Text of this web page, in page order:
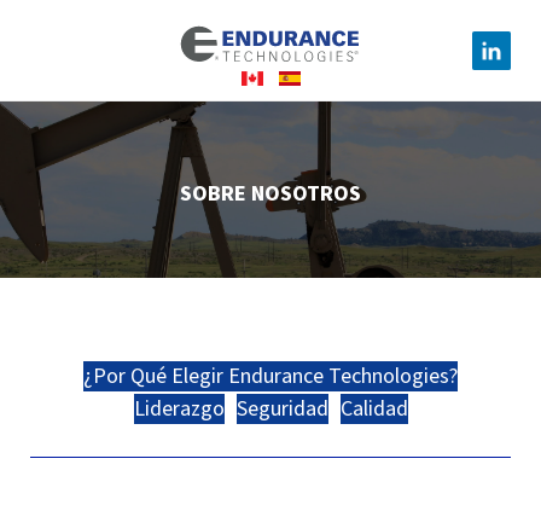
SOBRE NOSOTROS
¿Por Qué Elegir Endurance Technologies?
Liderazgo Seguridad Calidad